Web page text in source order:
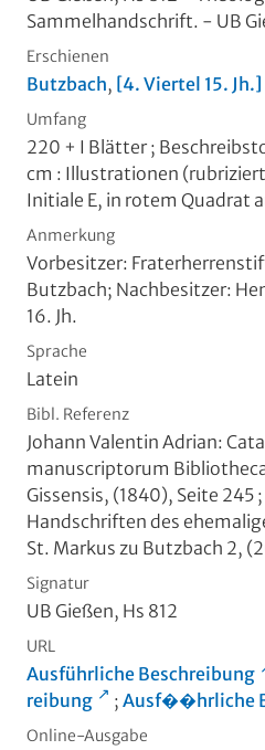
Sammelhandschrift. - UB
Erschienen
Butzbach, [4. Viertel 15. Jh.]
Umfang
220 + I Blätter ;
cm : Illustrationen
Initiale E, in rotem Quadrat
Anmerkung
Vorbesitzer:
Butzbach; Nachbesitzer:
16. Jh.
Sprache
Latein
Bibl. Referenz
Johann Valentin Adrian:
manuscriptorum
Gissensis, (1840), Seite 245
Handschriften des
St. Markus zu Butzbach 2,
Signatur
UB Gießen, Hs 812
URL
Ausführliche Beschreibung
reibung
; Ausf��hrliche
Online-Ausgabe